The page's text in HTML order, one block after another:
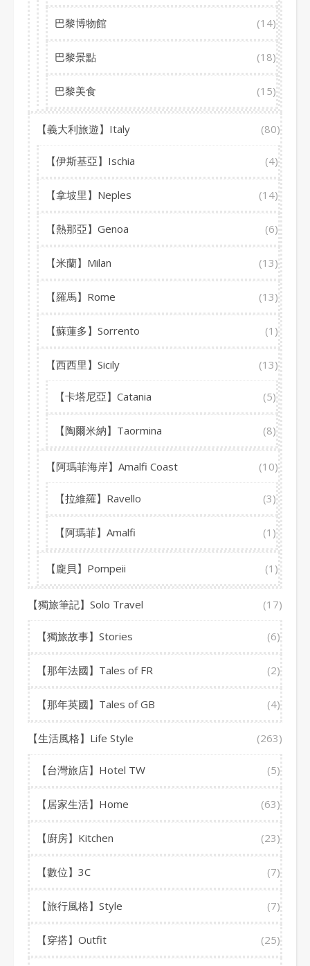
巴黎博物館 (14)
巴黎景點 (18)
巴黎美食 (15)
【義大利旅遊】Italy (80)
【伊斯基亞】Ischia (4)
【拿坡里】Neples (14)
【熱那亞】Genoa (6)
【米蘭】Milan (13)
【羅馬】Rome (13)
【蘇蓮多】Sorrento (1)
【西西里】Sicily (13)
【卡塔尼亞】Catania (5)
【陶爾米納】Taormina (8)
【阿瑪菲海岸】Amalfi Coast (10)
【拉維羅】Ravello (3)
【阿瑪菲】Amalfi (1)
【龐貝】Pompeii (1)
【獨旅筆記】Solo Travel (17)
【獨旅故事】Stories (6)
【那年法國】Tales of FR (2)
【那年英國】Tales of GB (4)
【生活風格】Life Style (263)
【台灣旅店】Hotel TW (5)
【居家生活】Home (63)
【廚房】Kitchen (23)
【數位】3C (7)
【旅行風格】Style (7)
【穿搭】Outfit (25)